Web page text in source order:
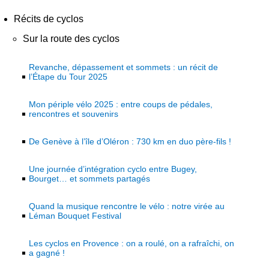
Récits de cyclos
Sur la route des cyclos
Revanche, dépassement et sommets : un récit de
l’Étape du Tour 2025
Mon périple vélo 2025 : entre coups de pédales,
rencontres et souvenirs
De Genève à l’île d’Oléron : 730 km en duo père-fils !
Une journée d’intégration cyclo entre Bugey,
Bourget… et sommets partagés
Quand la musique rencontre le vélo : notre virée au
Léman Bouquet Festival
Les cyclos en Provence : on a roulé, on a rafraîchi, on
a gagné !